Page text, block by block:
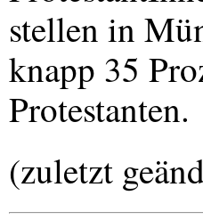
stellen in
knapp 35
Protestanten.
(zuletzt